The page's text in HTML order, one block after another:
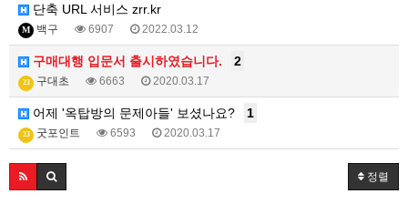
단축 URL 서비스 zrr.kr
M 백구 6907 2022.03.12
구매대행 입문서 출시하였습니다. 2
23 구대초 6663 2020.03.17
어제 '옥탑방의 문제아들' 보셨나요? 1
23 굿포인트 6593 2020.03.17
정렬